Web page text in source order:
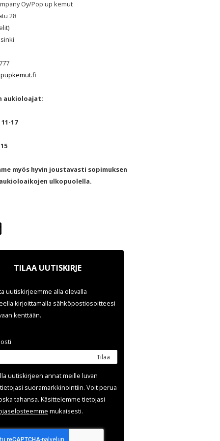
Oy/Pop up kemut
28
aukioloajat:
17
myös hyvin joustavasti sopimuksen
ulkopuolella.
TILAA UUTISKIRJE
uutiskirjeemme alla olevalla
kirjoittamalla sähköpostiosoitteesi
kenttään.
Tilaa
uutis­kirjeen annat meille luvan
suora­markkinointiin. Voit perua
tahansa. Käsittelemme tietojasi
mukaisesti.